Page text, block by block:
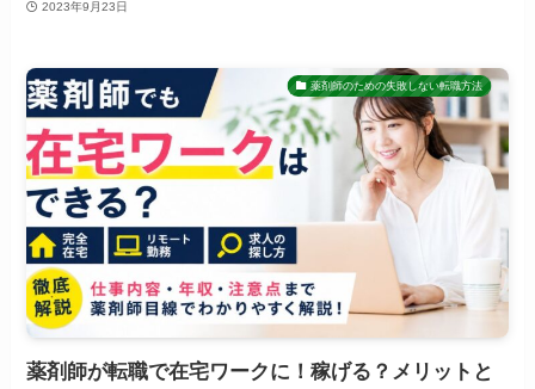
2023年9月23日
薬剤師のための失敗しない転職方法
薬剤師が転職で在宅ワークに！稼げる？メリットと